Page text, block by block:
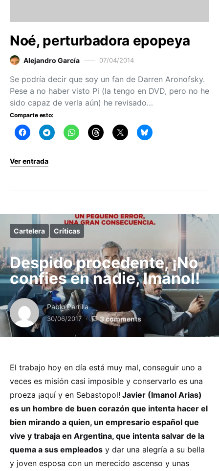
Noé, perturbadora epopeya
Alejandro García 07/04/2014
Se podría decir que soy un fan de Darren Aronofsky.
Pese a no haber visto Pi (la tengo en DVD, pero no he
sido capaz de verla aún) he revisado…
Comparte esto:
Ver entrada
Cartelera Críticas
Despido procedente, ¡No
confies en nadie, Imanol!
Pablo Parrilla
30/06/2017 3 comments
El trabajo hoy en día está muy mal, conseguir uno a
veces es misión casi imposible y conservarlo es una
proeza ¡aquí y en Sebastopol! Javier (Imanol Arias)
es un hombre de buen corazón que intenta hacer el
bien mirando a quien, un empresario español que
vive y trabaja en Argentina, que intenta salvar de la
quema a sus empleados y dar una alegría a su bella
y joven esposa con un merecido ascenso y unas